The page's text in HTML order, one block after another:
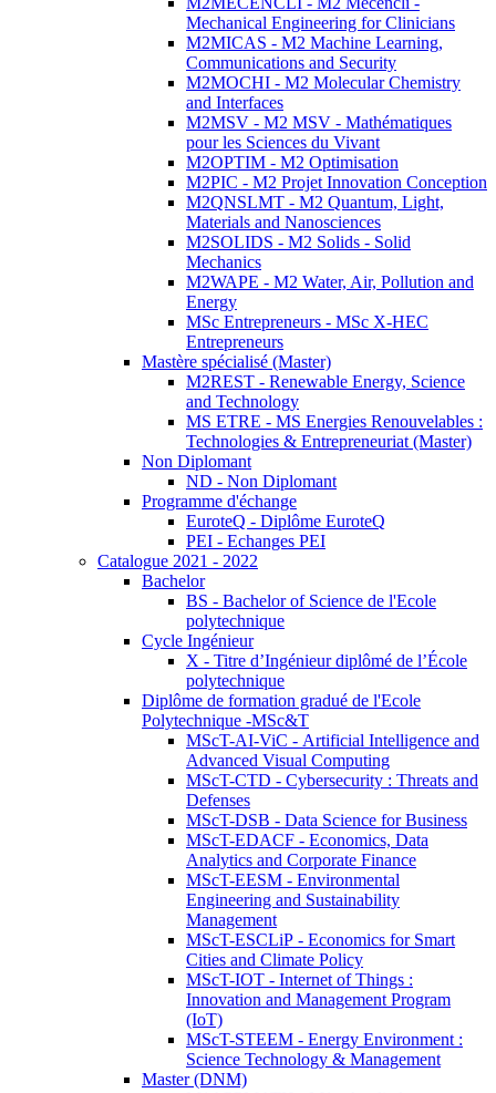
Mechanical Engineering for Clinicians
M2MICAS - M2 Machine Learning,
Communications and Security
M2MOCHI - M2 Molecular Chemistry
and Interfaces
M2MSV - M2 MSV - Mathématiques
pour les Sciences du Vivant
M2OPTIM - M2 Optimisation
M2PIC - M2 Projet Innovation Conception
M2QNSLMT - M2 Quantum, Light,
Materials and Nanosciences
M2SOLIDS - M2 Solids - Solid
Mechanics
M2WAPE - M2 Water, Air, Pollution and
Energy
MSc Entrepreneurs - MSc X-HEC
Entrepreneurs
Mastère spécialisé (Master)
M2REST - Renewable Energy, Science
and Technology
MS ETRE - MS Energies Renouvelables :
Technologies & Entrepreneuriat (Master)
Non Diplomant
ND - Non Diplomant
Programme d'échange
EuroteQ - Diplôme EuroteQ
PEI - Echanges PEI
Catalogue 2021 - 2022
Bachelor
BS - Bachelor of Science de l'Ecole
polytechnique
Cycle Ingénieur
X - Titre d’Ingénieur diplômé de l’École
polytechnique
Diplôme de formation gradué de l'Ecole
Polytechnique -MSc&T
MScT-AI-ViC - Artificial Intelligence and
Advanced Visual Computing
MScT-CTD - Cybersecurity : Threats and
Defenses
MScT-DSB - Data Science for Business
MScT-EDACF - Economics, Data
Analytics and Corporate Finance
MScT-EESM - Environmental
Engineering and Sustainability
Management
MScT-ESCLiP - Economics for Smart
Cities and Climate Policy
MScT-IOT - Internet of Things :
Innovation and Management Program
(IoT)
MScT-STEEM - Energy Environment :
Science Technology & Management
Master (DNM)